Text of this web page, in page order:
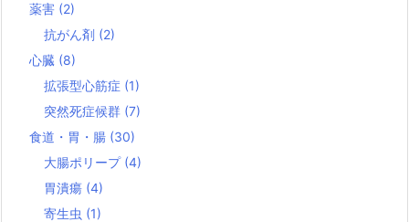
薬害 (2)
抗がん剤 (2)
心臓 (8)
拡張型心筋症 (1)
突然死症候群 (7)
食道・胃・腸 (30)
大腸ポリープ (4)
胃潰瘍 (4)
寄生虫 (1)